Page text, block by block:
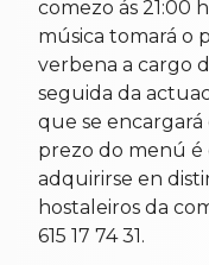
comezo ás 21:00
música tomará o
verbena a cargo
seguida da
que se encargará
prezo do menú é
adquirirse en
hostaleiros da
615 17 74 31.